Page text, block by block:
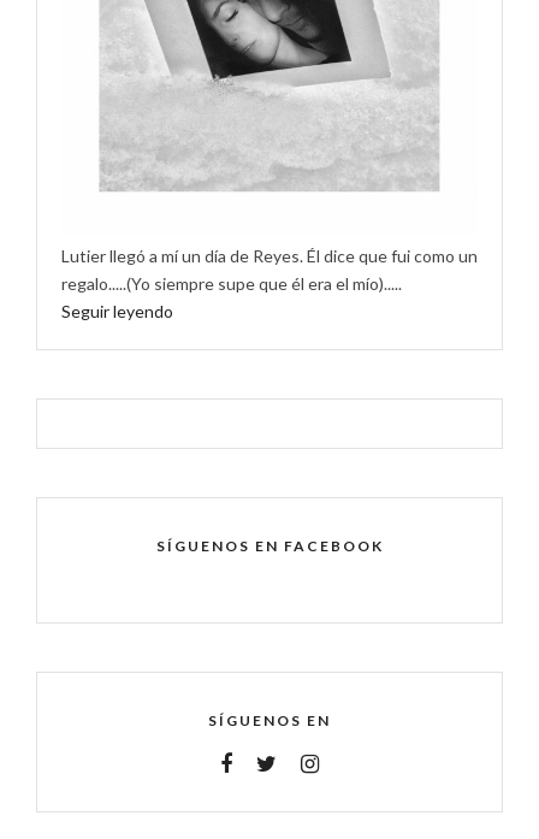
Lutier llegó a mí un día de Reyes. Él dice que fui como un
regalo.....(Yo siempre supe que él era el mío).....
Seguir leyendo
SÍGUENOS EN FACEBOOK
SÍGUENOS EN